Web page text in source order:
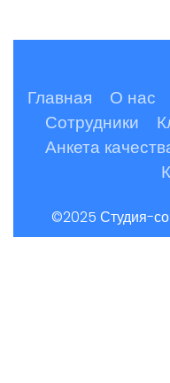
Главная О нас
Сотрудники
Анкета
©2025 Студия-